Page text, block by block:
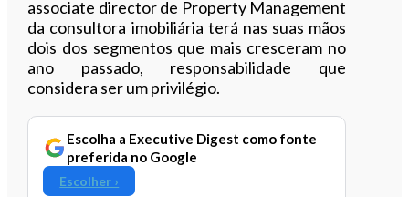
associate director de Property Management
da consultora imobiliária terá nas suas mãos
dois dos segmentos que mais cresceram no
ano passado, responsabilidade que
considera ser um privilégio.
Escolha a Executive Digest como fonte
preferida no Google
Escolher ›